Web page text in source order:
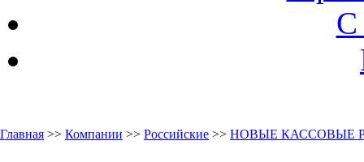
С
Главная >> Компании >> Российские >> НОВЫЕ КАССОВЫЕ